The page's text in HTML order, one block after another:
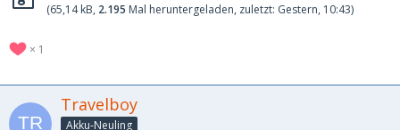
(65,14 kB, 2.195 Mal heruntergeladen, zuletzt: Gestern, 10:43)
1
Travelboy
Akku-Neuling